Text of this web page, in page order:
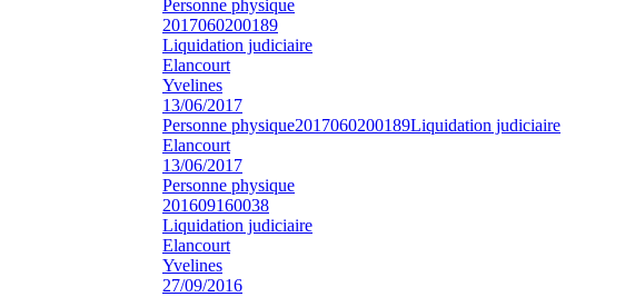
Personne physique
2017060200189
Liquidation judiciaire
Elancourt
Yvelines
13/06/2017
Personne physique2017060200189Liquidation judiciaire
Elancourt
13/06/2017
Personne physique
201609160038
Liquidation judiciaire
Elancourt
Yvelines
27/09/2016